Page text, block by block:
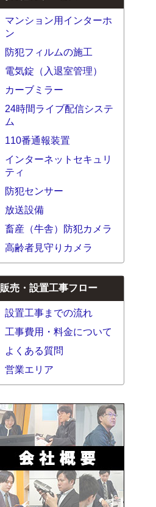
マンション用インターホ
ン
防犯フィルムの施工
電気錠（入退室管理）
カーブミラー
24時間ライブ配信システ
ム
110番通報装置
インターネットセキュリ
ティ
防犯センサー
放送設備
畜産（牛舎）防犯カメラ
高齢者見守りカメラ
販売・設置工事フロー
設置工事までの流れ
工事費用・料金について
よくある質問
営業エリア